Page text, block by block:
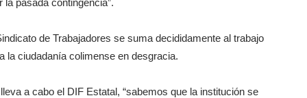
pasada contingencia”.
de Trabajadores se suma decididamente al trabajo
la ciudadanía colimense en desgracia.
a cabo el DIF Estatal, “sabemos que la institución se